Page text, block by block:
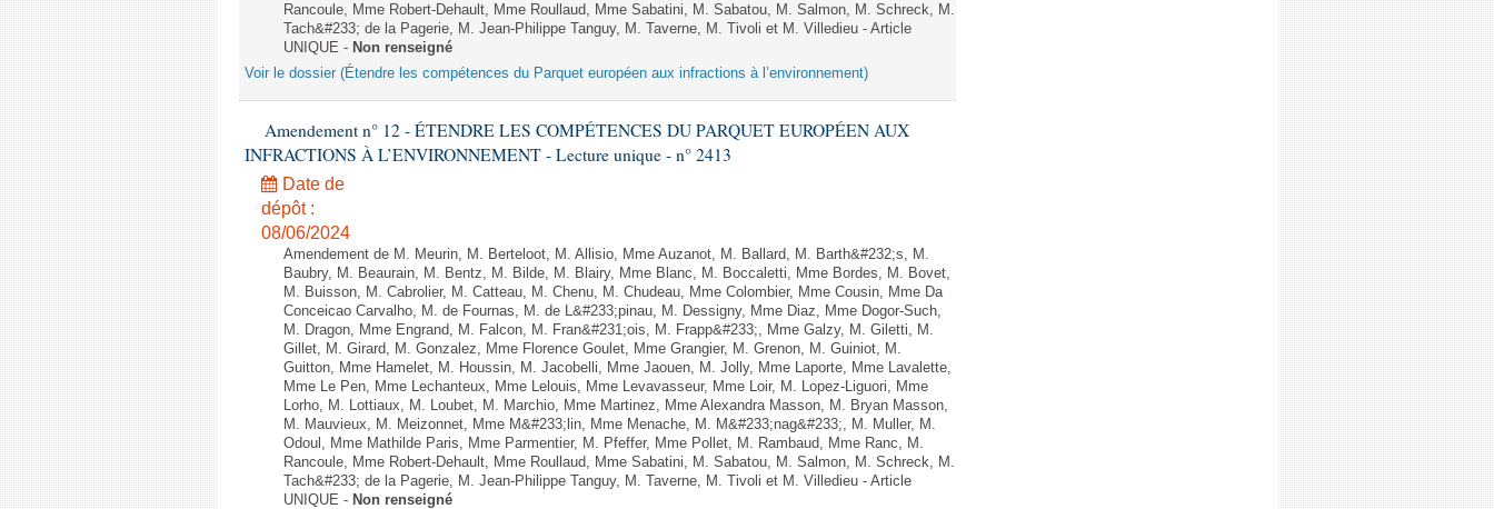
Rancoule, Mme Robert-Dehault, Mme Roullaud, Mme Sabatini, M. Sabatou, M. Salmon, M. Schreck, M.
Tach&#233; de la Pagerie, M. Jean-Philippe Tanguy, M. Taverne, M. Tivoli et M. Villedieu - Article
UNIQUE - Non renseigné
Voir le dossier (Étendre les compétences du Parquet européen aux infractions à l’environnement)
Amendement n° 12 - ÉTENDRE LES COMPÉTENCES DU PARQUET EUROPÉEN AUX
INFRACTIONS À L’ENVIRONNEMENT - Lecture unique - n° 2413
Date de
dépôt :
08/06/2024
Amendement de M. Meurin, M. Berteloot, M. Allisio, Mme Auzanot, M. Ballard, M. Barth&#232;s, M.
Baubry, M. Beaurain, M. Bentz, M. Bilde, M. Blairy, Mme Blanc, M. Boccaletti, Mme Bordes, M. Bovet,
M. Buisson, M. Cabrolier, M. Catteau, M. Chenu, M. Chudeau, Mme Colombier, Mme Cousin, Mme Da
Conceicao Carvalho, M. de Fournas, M. de L&#233;pinau, M. Dessigny, Mme Diaz, Mme Dogor-Such,
M. Dragon, Mme Engrand, M. Falcon, M. Fran&#231;ois, M. Frapp&#233;, Mme Galzy, M. Giletti, M.
Gillet, M. Girard, M. Gonzalez, Mme Florence Goulet, Mme Grangier, M. Grenon, M. Guiniot, M.
Guitton, Mme Hamelet, M. Houssin, M. Jacobelli, Mme Jaouen, M. Jolly, Mme Laporte, Mme Lavalette,
Mme Le Pen, Mme Lechanteux, Mme Lelouis, Mme Levavasseur, Mme Loir, M. Lopez-Liguori, Mme
Lorho, M. Lottiaux, M. Loubet, M. Marchio, Mme Martinez, Mme Alexandra Masson, M. Bryan Masson,
M. Mauvieux, M. Meizonnet, Mme M&#233;lin, Mme Menache, M. M&#233;nag&#233;, M. Muller, M.
Odoul, Mme Mathilde Paris, Mme Parmentier, M. Pfeffer, Mme Pollet, M. Rambaud, Mme Ranc, M.
Rancoule, Mme Robert-Dehault, Mme Roullaud, Mme Sabatini, M. Sabatou, M. Salmon, M. Schreck, M.
Tach&#233; de la Pagerie, M. Jean-Philippe Tanguy, M. Taverne, M. Tivoli et M. Villedieu - Article
UNIQUE - Non renseigné